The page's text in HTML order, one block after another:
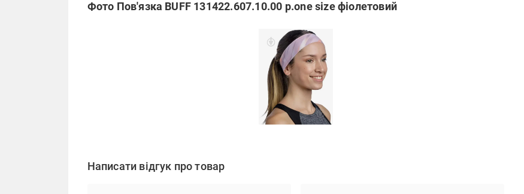
Фото Пов'язка BUFF 131422.607.10.00 р.one size фіолетовий
Написати відгук про товар